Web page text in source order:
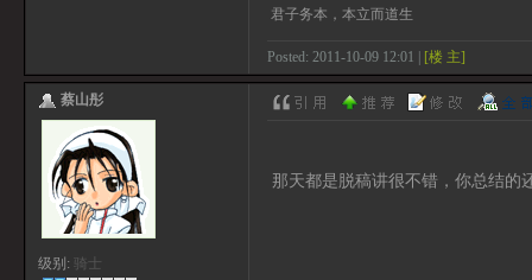
君子务本，本立而道生
Posted: 2011-10-09 12:01 | [楼 主]
蔡山彤
级别: 骑士
那天都是脱稿讲很不错，你总结的